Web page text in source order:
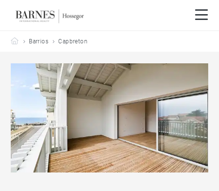
Barnes Hossegor
Barrios Capbreton